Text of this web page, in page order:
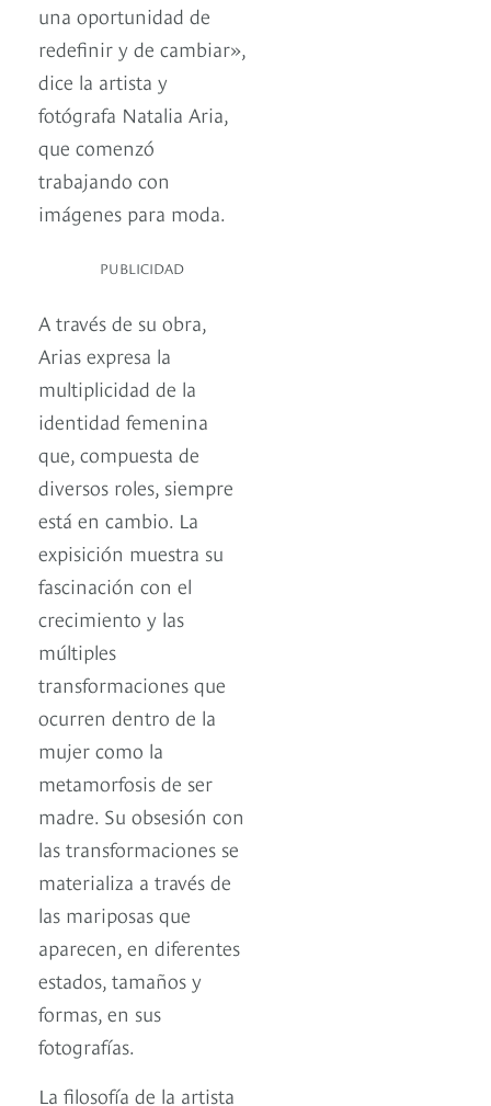
una oportunidad de
redefinir y de cambiar»,
dice la artista y
fotógrafa Natalia Aria,
que comenzó
trabajando con
imágenes para moda.
PUBLICIDAD
A través de su obra,
Arias expresa la
multiplicidad de la
identidad femenina
que, compuesta de
diversos roles, siempre
está en cambio. La
expisición muestra su
fascinación con el
crecimiento y las
múltiples
transformaciones que
ocurren dentro de la
mujer como la
metamorfosis de ser
madre. Su obsesión con
las transformaciones se
materializa a través de
las mariposas que
aparecen, en diferentes
estados, tamaños y
formas, en sus
fotografías.
La filosofía de la artista